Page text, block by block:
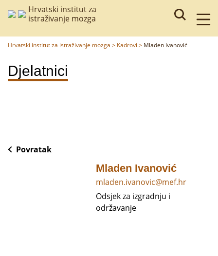
Hrvatski institut za
istraživanje mozga
Hrvatski institut za istraživanje mozga > Kadrovi > Mladen Ivanović
Djelatnici
Povratak
Mladen Ivanović
mladen.ivanovic@mef.hr
Odsjek za izgradnju i
održavanje